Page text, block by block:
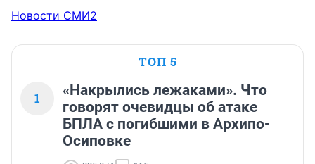
Новости СМИ2
ТОП 5
1
«Накрылись лежаками». Что
говорят очевидцы об атаке
БПЛА с погибшими в Архипо-
Осиповке